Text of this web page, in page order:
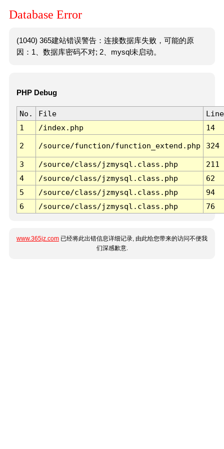
Database Error
(1040) 365建站错误警告：连接数据库失败，可能的原
因：1、数据库密码不对; 2、mysql未启动。
PHP Debug
No. File
Line
1
/index.php 14
2 /source/function/function_extend.php 324
3 /source/class/jzmysql.class.php
211
4
/source/class/jzmysql.class.php
62
5
/source/class/jzmysql.class.php
94
6
/source/class/jzmysql.class.php 76
www.365jz.com 已经将此出错信息详细记录, 由此给您带来的访问不便我
们深感歉意.